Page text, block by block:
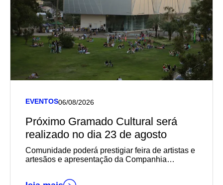
EVENTOS06/08/2026
Próximo Gramado Cultural será
realizado no dia 23 de agosto
Comunidade poderá prestigiar feira de artistas e
artesãos e apresentação da Companhia